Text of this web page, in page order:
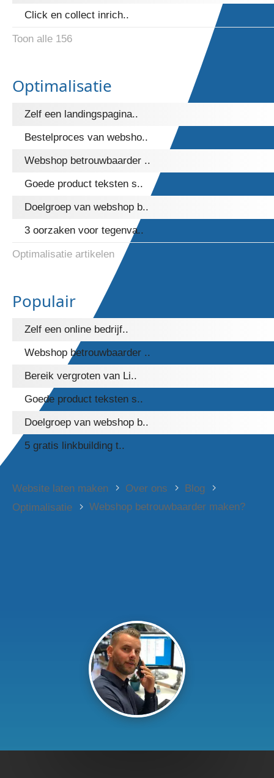
Click en collect inrich..
Toon alle 156
Optimalisatie
Zelf een landingspagina..
Bestelproces van websho..
Webshop betrouwbaarder ..
Goede product teksten s..
Doelgroep van webshop b..
3 oorzaken voor tegenva..
Optimalisatie artikelen
Populair
Zelf een online bedrijf..
Webshop betrouwbaarder ..
Bereik vergroten van Li..
Goede product teksten s..
Doelgroep van webshop b..
5 gratis linkbuilding t..
Website laten maken Over ons
Blog
Optimalisatie
Webshop betrouwbaarder maken?